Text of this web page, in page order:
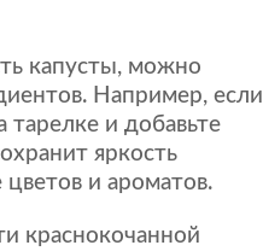
капусты, можно
Например, если
тарелке и добавьте
яркость
и ароматов.
краснокочанной